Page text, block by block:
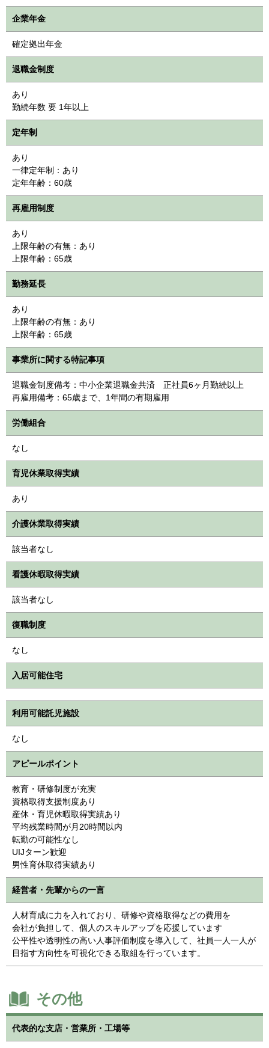
企業年金
確定拠出年金
退職金制度
あり
勤続年数 要 1年以上
定年制
あり
一律定年制：あり
定年年齢：60歳
再雇用制度
あり
上限年齢の有無：あり
上限年齢：65歳
勤務延長
あり
上限年齢の有無：あり
上限年齢：65歳
事業所に関する特記事項
退職金制度備考：中小企業退職金共済 正社員6ヶ月勤続以上
再雇用備考：65歳まで、1年間の有期雇用
労働組合
なし
育児休業取得実績
あり
介護休業取得実績
該当者なし
看護休暇取得実績
該当者なし
復職制度
なし
入居可能住宅
利用可能託児施設
なし
アピールポイント
教育・研修制度が充実
資格取得支援制度あり
産休・育児休暇取得実績あり
平均残業時間が月20時間以内
転勤の可能性なし
UIJターン歓迎
男性育休取得実績あり
経営者・先輩からの一言
人材育成に力を入れており、研修や資格取得などの費用を
会社が負担して、個人のスキルアップを応援しています
公平性や透明性の高い人事評価制度を導入して、社員一人一人が
目指す方向性を可視化できる取組を行っています。
その他
代表的な支店・営業所・工場等